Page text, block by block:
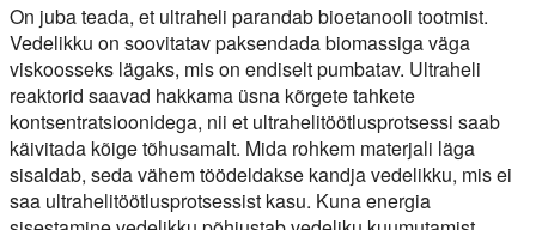
On juba teada, et ultraheli parandab bioetanooli tootmist.
Vedelikku on soovitatav paksendada biomassiga väga
viskoosseks lägaks, mis on endiselt pumbatav. Ultraheli
reaktorid saavad hakkama üsna kõrgete tahkete
kontsentratsioonidega, nii et ultrahelitöötlusprotsessi saab
käivitada kõige tõhusamalt. Mida rohkem materjali läga
sisaldab, seda vähem töödeldakse kandja vedelikku, mis ei
saa ultrahelitöötlusprotsessist kasu. Kuna energia